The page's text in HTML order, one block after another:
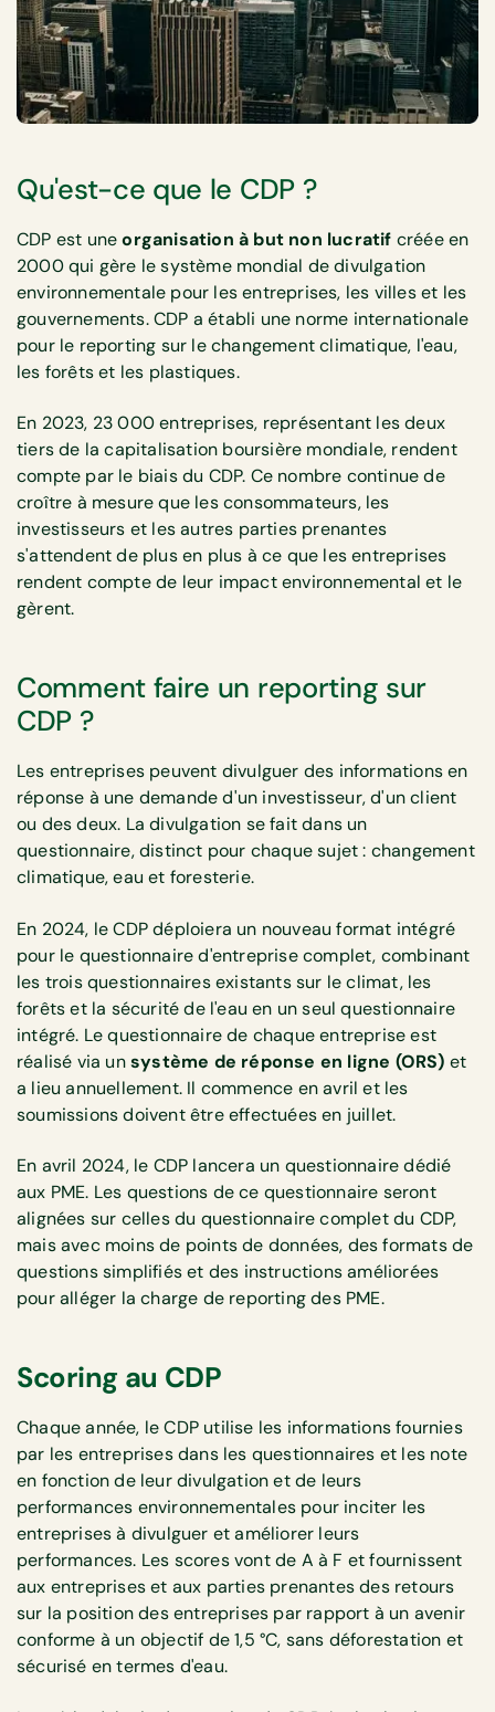
Qu'est-ce que le CDP ?
CDP est uneorganisation à but non lucratif créée en
2000 qui gère le système mondial de divulgation
environnementale pour les entreprises, les villes et les
gouvernements. CDP a établi une norme internationale
pour le reporting sur le changement climatique, l'eau,
les forêts et les plastiques.
En 2023, 23 000 entreprises, représentant les deux
tiers de la capitalisation boursière mondiale, rendent
compte par le biais du CDP. Ce nombre continue de
croître à mesure que les consommateurs, les
investisseurs et les autres parties prenantes
s'attendent de plus en plus à ce que les entreprises
rendent compte de leur impact environnemental et le
gèrent.
Comment faire un reporting sur
CDP ?
Les entreprises peuvent divulguer des informations en
réponse à une demande d'un investisseur, d'un client
ou des deux. La divulgation se fait dans un
questionnaire, distinct pour chaque sujet : changement
climatique, eau et foresterie.
En 2024, le CDP déploiera un nouveau format intégré
pour le questionnaire d'entreprise complet, combinant
les trois questionnaires existants sur le climat, les
forêts et la sécurité de l'eau en un seul questionnaire
intégré. Le questionnaire de chaque entreprise est
réalisé via unsystème de réponse en ligne (ORS) et
a lieu annuellement. Il commence en avril et les
soumissions doivent être effectuées en juillet.
En avril 2024, le CDP lancera un questionnaire dédié
aux PME. Les questions de ce questionnaire seront
alignées sur celles du questionnaire complet du CDP,
mais avec moins de points de données, des formats de
questions simplifiés et des instructions améliorées
pour alléger la charge de reporting des PME.
Scoring au CDP
Chaque année, le CDP utilise les informations fournies
par les entreprises dans les questionnaires et les note
en fonction de leur divulgation et de leurs
performances environnementales pour inciter les
entreprises à divulguer et améliorer leurs
performances. Les scores vont de A à F et fournissent
aux entreprises et aux parties prenantes des retours
sur la position des entreprises par rapport à un avenir
conforme à un objectif de 1,5 °C, sans déforestation et
sécurisé en termes d'eau.